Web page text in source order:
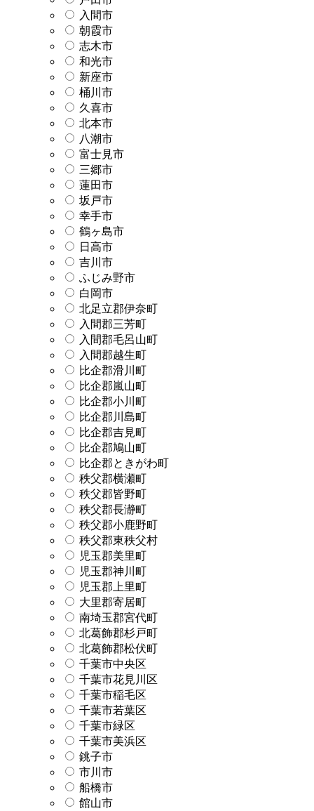
入間市
朝霞市
志木市
和光市
新座市
桶川市
久喜市
北本市
八潮市
富士見市
三郷市
蓮田市
坂戸市
幸手市
鶴ヶ島市
日高市
吉川市
ふじみ野市
白岡市
北足立郡伊奈町
入間郡三芳町
入間郡毛呂山町
入間郡越生町
比企郡滑川町
比企郡嵐山町
比企郡小川町
比企郡川島町
比企郡吉見町
比企郡鳩山町
比企郡ときがわ町
秩父郡横瀬町
秩父郡皆野町
秩父郡長瀞町
秩父郡小鹿野町
秩父郡東秩父村
児玉郡美里町
児玉郡神川町
児玉郡上里町
大里郡寄居町
南埼玉郡宮代町
北葛飾郡杉戸町
北葛飾郡松伏町
千葉市中央区
千葉市花見川区
千葉市稲毛区
千葉市若葉区
千葉市緑区
千葉市美浜区
銚子市
市川市
船橋市
館山市